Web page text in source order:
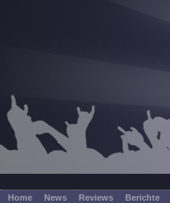
Home News Reviews Berichte